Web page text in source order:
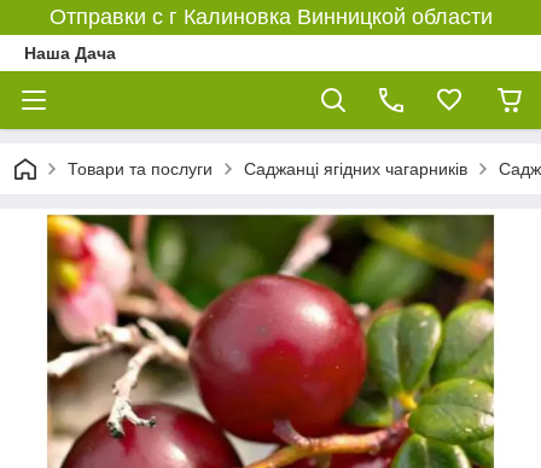
Отправки с г Калиновка Винницкой области
Наша Дача
Товари та послуги Саджанці ягідних чагарників